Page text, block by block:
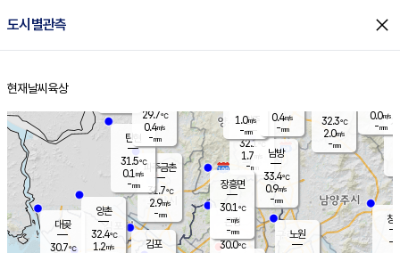
도시별관측 close
홈
현재날씨 육상
양주
32.1℃
1.7
-mm
파주금촌
31.7℃
2.9m/s
-mm
32.3℃
2.0m/s
-mm
대곶
30.7℃
창
-
탄현
31.5℃
0.1 m/s
-mm
0.0m/s
-mm
김포
양촌
32.4℃
1.2m/s
은평
30.0℃
노원
남방
33.4℃
0.9m/s
-mm
장흥면
30.1℃
-m/s
-mm
1.0m/s
-mm
29.7℃
0.4m/s
-mm
0.4m/s
-mm